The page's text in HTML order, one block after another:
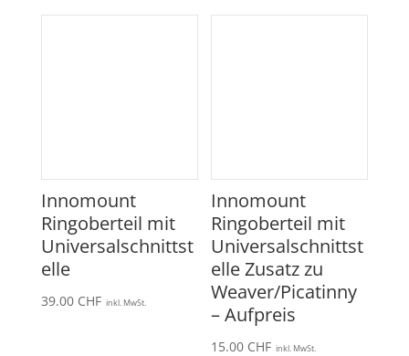
Innomount
Ringoberteil mit
Universalschnittst
elle
39.00 CHF inkl. MwSt.
Innomount
Ringoberteil mit
Universalschnittst
elle Zusatz zu
Weaver/Picatinny
– Aufpreis
15.00 CHF inkl. MwSt.